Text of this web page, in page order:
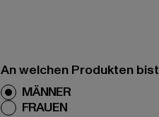
An welchen Produkten
MÄNNER
FRAUEN